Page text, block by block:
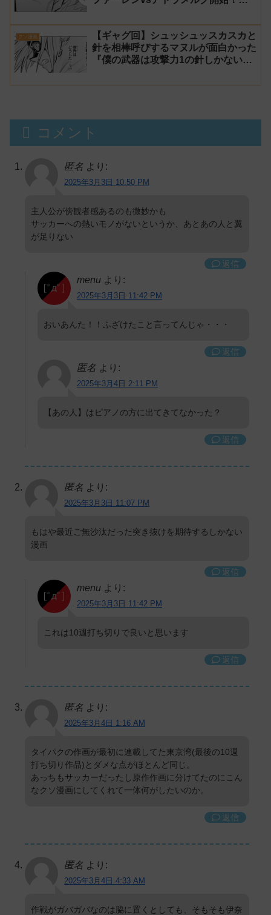
163話 感想【針太郎】
クソ漫画
【ギャグ回】シュッシュッスカスカと
針を相棒呼びするマヌルが面白かった
『僕の武器は攻撃力1の針しかない』
コメント
匿名 より:
2025年3月3日 10:50 PM
主人公が傍観者感あるのも微妙かも
サッカーへの熱いモノがないというか、あとあの人と翼
が足りない
返信
menu より:
2025年3月3日 11:42 PM
おいあんた！！ふざけたこと言ってんじゃ・・・
返信
匿名 より:
2025年3月4日 2:11 PM
【あの人】はピアノの方に出てきてなかった？
返信
匿名 より:
2025年3月3日 11:07 PM
もはや最近ご無沙汰だった突き抜けを期待するしかない
漫画
返信
menu より:
2025年3月3日 11:42 PM
これは10週打ち切りで良いと思います
返信
匿名 より:
2025年3月4日 1:16 AM
タイパクの作画が最初に連載してた東京湾(最後の10週
打ち切り作品)とダメな点がほとんど同じ。
あっちもサッカーだったし原作作画に分けてたのにこん
なクソ漫画にしてくれて一体何がしたいのか。
返信
匿名 より:
2025年3月4日 4:33 AM
作戦がガバガバなのは脇に置くとしても、そもそも伊奈